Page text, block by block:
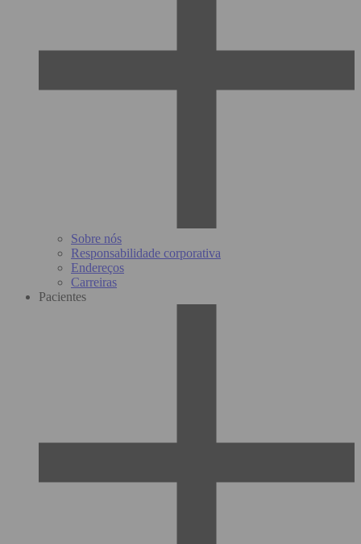
Sobre nós
Responsabilidade corporativa
Endereços
Carreiras
Pacientes